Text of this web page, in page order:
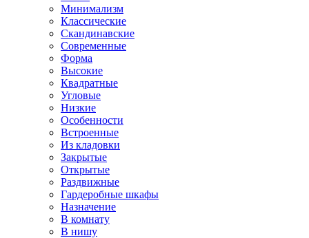
Минимализм
Классические
Скандинавские
Современные
Форма
Высокие
Квадратные
Угловые
Низкие
Особенности
Встроенные
Из кладовки
Закрытые
Открытые
Раздвижные
Гардеробные шкафы
Назначение
В комнату
В нишу